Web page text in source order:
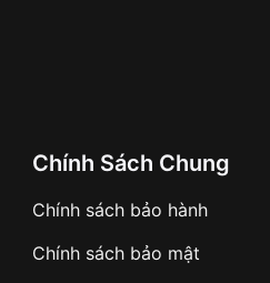
Chính Sách Chung
Chính sách bảo hành
Chính sách bảo mật